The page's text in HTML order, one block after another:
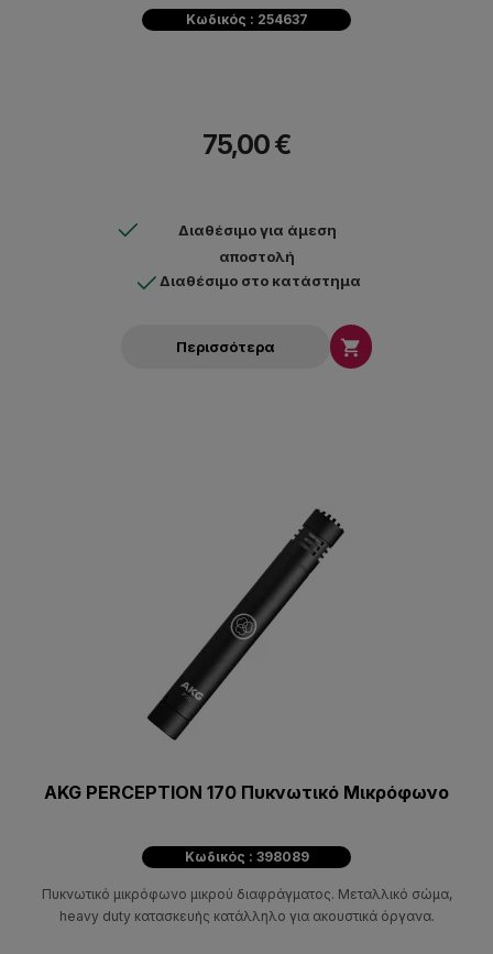
Κωδικός : 254637
75,00 €
Διαθέσιμο για άμεση
αποστολή
Διαθέσιμο στο κατάστημα
Περισσότερα 
AKG PERCEPTION 170 Πυκνωτικό Μικρόφωνο
Κωδικός : 398089
Πυκνωτικό μικρόφωνο μικρού διαφράγματος. Μεταλλικό σώμα,
heavy duty κατασκευής κατάλληλο για ακουστικά όργανα.